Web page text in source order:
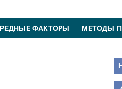
ФАКТОРЫ МЕТОДЫ